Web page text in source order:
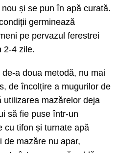
și se pun în apă curată.
germinează
pe pervazul ferestrei
2-4 zile.
a doua metodă, nu mai
de încolțire a mugurilor de
utilizarea mazărelor deja
să fie puse într-un
cu tifon și turnate apă
de mazăre nu apar,